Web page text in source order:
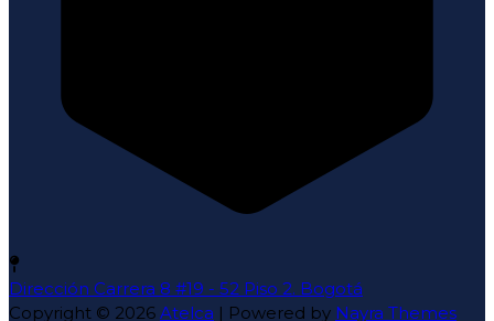
Dirección Carrera 8 #19 - 52 Piso 2. Bogotá
Copyright © 2026 Atelca | Powered by Nayra Themes